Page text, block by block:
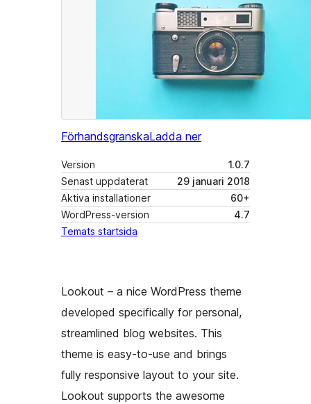
FörhandsgranskaLadda ner
Version
1.0.7
Senast uppdaterat
29 januari 2018
Aktiva installationer
60+
WordPress-version
4.7
Temats startsida
Lookout – a nice WordPress theme
developed specifically for personal,
streamlined blog websites. This
theme is easy-to-use and brings
fully responsive layout to your site.
Lookout supports the awesome